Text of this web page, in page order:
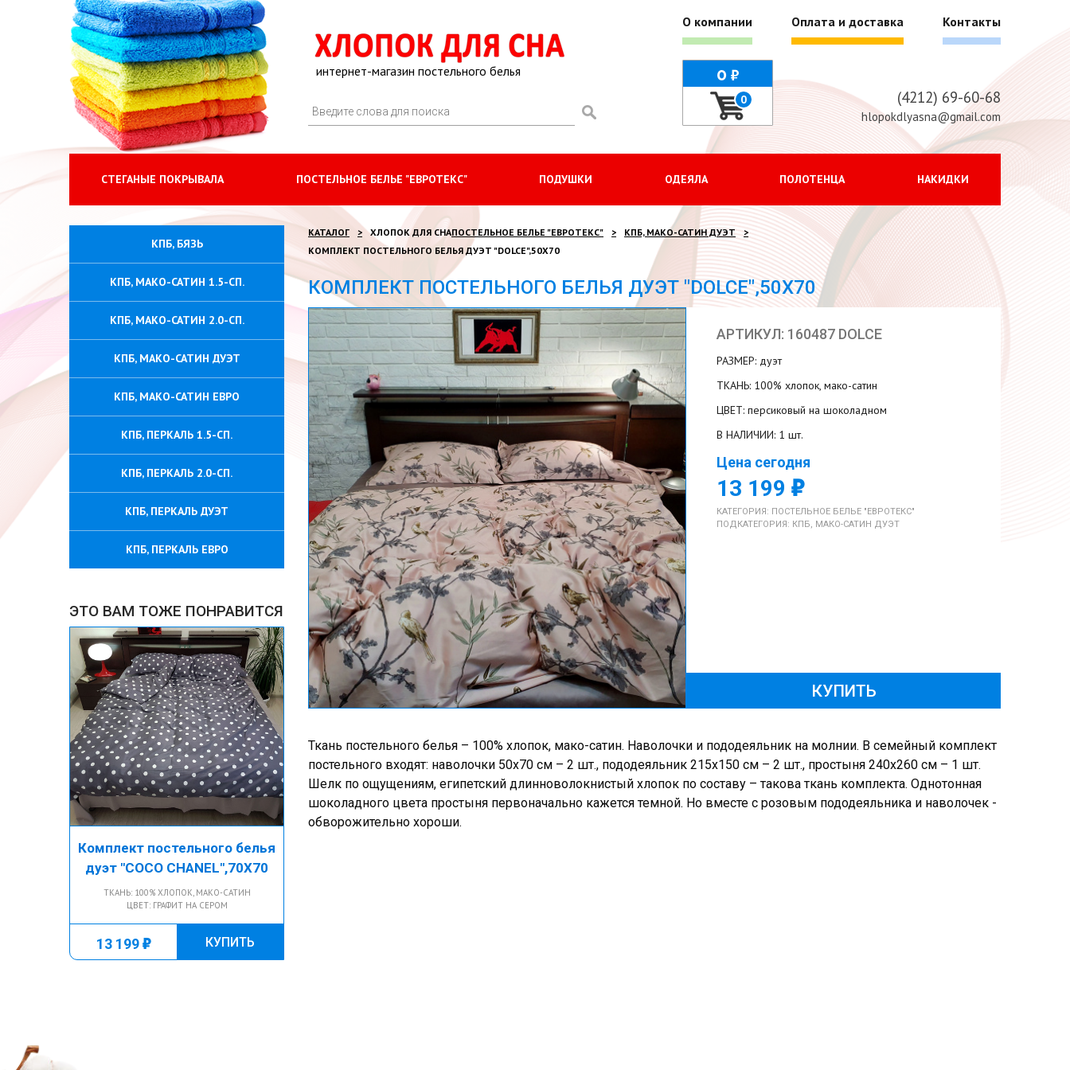
интернет-магазин постельного белья
О компании Оплата и доставка Контакты
0 г
0 (4212) 69-60-68
hlopokdlyasna@gmail.com
СТЕГАНЫЕ ПОКРЫВАЛА ПОСТЕЛЬНОЕ БЕЛЬЕ "ЕВРОТЕКС" ПОДУШКИ ОДЕЯЛА ПОЛОТЕНЦА НАКИДКИ
КПБ, БЯЗЬ
КПБ, МАКО-САТИН 1.5-СП.
КПБ, МАКО-САТИН 2.0-СП.
КПБ, МАКО-САТИН ДУЭТ
КПБ, МАКО-САТИН ЕВРО
КПБ, ПЕРКАЛЬ 1.5-СП.
КПБ, ПЕРКАЛЬ 2.0-СП.
КПБ, ПЕРКАЛЬ ДУЭТ
КПБ, ПЕРКАЛЬ ЕВРО
ЭТО ВАМ ТОЖЕ ПОНРАВИТСЯ
Комплект постельного белья
дуэт "COCO CHANEL",70Х70
ТКАНЬ: 100% ХЛОПОК, МАКО-САТИН
ЦВЕТ: ГРАФИТ НА СЕРОМ
13 199г КУПИТЬ
КАТАЛОГ ХЛОПОК ДЛЯ СНАПОСТЕЛЬНОЕ БЕЛЬЕ "ЕВРОТЕКС"
КПБ, МАКО-САТИН ДУЭТ
КОМПЛЕКТ ПОСТЕЛЬНОГО БЕЛЬЯ ДУЭТ "DOLCE",50Х70
КОМПЛЕКТ ПОСТЕЛЬНОГО БЕЛЬЯ ДУЭТ "DOLCE",50Х70
АРТИКУЛ: 160487 DOLCE
РАЗМЕР: дуэт
ТКАНЬ: 100% хлопок, мако-сатин
ЦВЕТ: персиковый на шоколадном
В НАЛИЧИИ: 1 шт.
Цена сегодня
13 199 г
КАТЕГОРИЯ: ПОСТЕЛЬНОЕ БЕЛЬЕ "ЕВРОТЕКС"
ПОДКАТЕГОРИЯ: КПБ, МАКО-САТИН ДУЭТ
КУПИТЬ
Ткань постельного белья – 100% хлопок, мако-сатин. Наволочки и пододеяльник на молнии. В семейный комплект
постельного входят: наволочки 50х70 см – 2 шт., пододеяльник 215х150 см – 2 шт., простыня 240х260 см – 1 шт.
Шелк по ощущениям, египетский длинноволокнистый хлопок по составу – такова ткань комплекта. Однотонная
шоколадного цвета простыня первоначально кажется темной. Но вместе с розовым пододеяльника и наволочек -
обворожительно хороши.